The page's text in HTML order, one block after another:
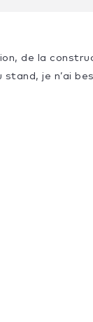
de la
stand, je n’ai